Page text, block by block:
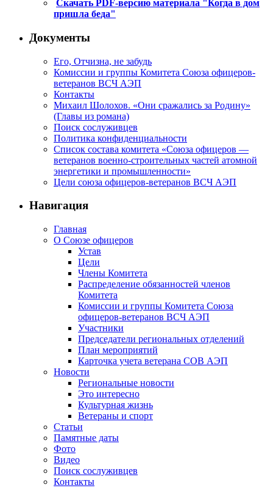
Скачать PDF-версию материала "Когда в дом
пришла беда"
Документы
Его, Отчизна, не забудь
Комиссии и группы Комитета Союза офицеров-
ветеранов ВСЧ АЭП
Контакты
Михаил Шолохов. «Они сражались за Родину»
(Главы из романа)
Поиск сослуживцев
Политика конфиденциальности
Список состава комитета «Союза офицеров —
ветеранов военно-строительных частей атомной
энергетики и промышленности»
Цели союза офицеров-ветеранов ВСЧ АЭП
Навигация
Главная
О Союзе офицеров
Устав
Цели
Члены Комитета
Распределение обязанностей членов
Комитета
Комиссии и группы Комитета Союза
офицеров-ветеранов ВСЧ АЭП
Участники
Председатели региональных отделений
План мероприятий
Карточка учета ветерана CОВ АЭП
Новости
Региональные новости
Это интересно
Культурная жизнь
Ветераны и спорт
Статьи
Памятные даты
Фото
Видео
Поиск сослуживцев
Контакты